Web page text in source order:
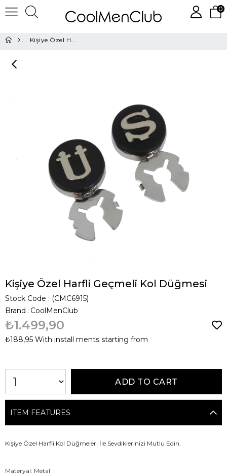
0
Kişiye Özel Harfli Geçmeli Kol Düğmesi
Kişiye Özel Harfli Geçmeli Kol Düğmesi
Stock Code
(CMC6915)
Brand : CoolMenClub
₺1.499,90
₺188,95 With install ments starting from
ITEM FEATURES
Kişiye Özel Harfli Kol Düğmeleri İle Sevdiklerinizi Mutlu Edin.
Materyal: Metal